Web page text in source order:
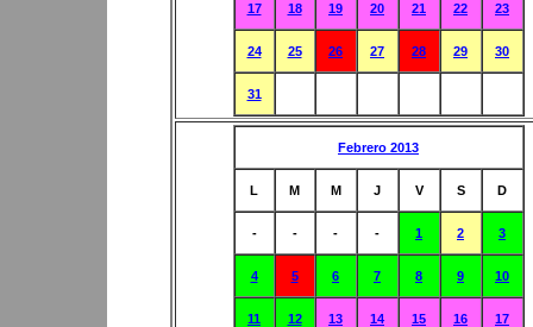
17 18 19 20 21 22 23
24 25 26 27 28 29 30
31
Febrero 2013
L M M J V S D
- - - - 1 2 3
4 5 6 7 8 9 10
11 12 13 14 15 16 17